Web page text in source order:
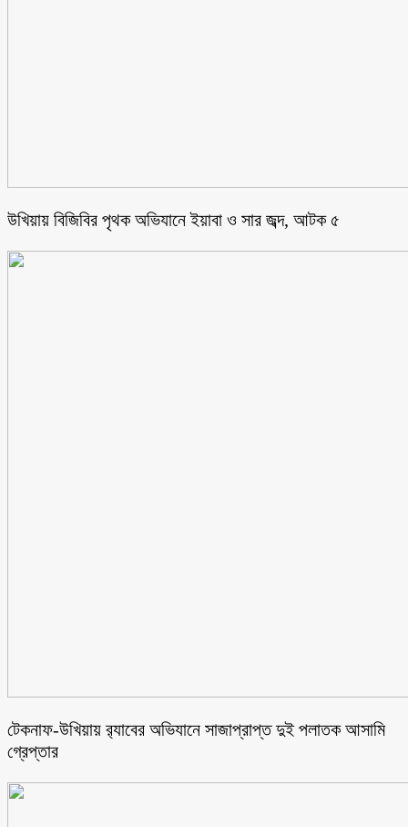
উখিয়ায় বিজিবির পৃথক অভিযানে ইয়াবা ও সার জব্দ, আটক ৫
টেকনাফ-উখিয়ায় র‌্যাবের অভিযানে সাজাপ্রাপ্ত দুই পলাতক আসামি
গ্রেপ্তার